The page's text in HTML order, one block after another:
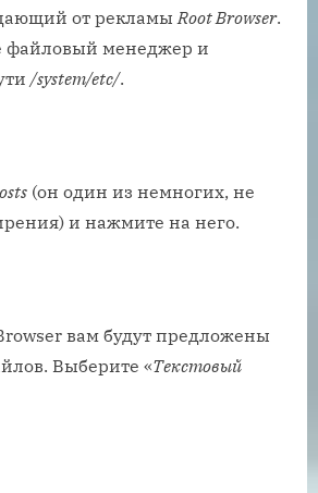
от рекламыRoot Browser.
файловый менеджер и
/system/etc/.
(он один из немногих, не
и нажмите на него.
вам будут предложены
Выберите «Текстовый